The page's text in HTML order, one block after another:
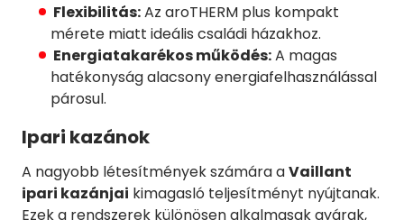
Flexibilitás:Az aroTHERM plus kompakt
mérete miatt ideális családi házakhoz.
Energiatakarékos működés:A magas
hatékonyság alacsony energiafelhasználással
párosul.
Ipari kazánok
A nagyobb létesítmények számára aVaillant
ipari kazánjai kimagasló teljesítményt nyújtanak.
Ezek a rendszerek különösen alkalmasak gyárak,